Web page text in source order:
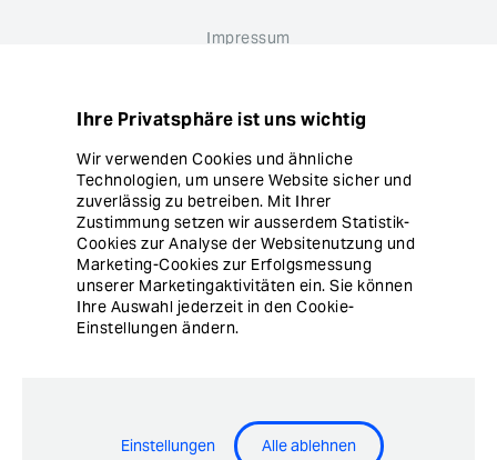
Impressum
Cookie Einstellungen
© Copyright Ergon Informatik AG
Ihre Privatsphäre ist uns wichtig
Wir verwenden Cookies und ähnliche
Technologien, um unsere Website sicher und
zuverlässig zu betreiben. Mit Ihrer
Zustimmung setzen wir ausserdem Statistik-
Cookies zur Analyse der Websitenutzung und
Marketing-Cookies zur Erfolgsmessung
unserer Marketingaktivitäten ein. Sie können
Ihre Auswahl jederzeit in den Cookie-
Einstellungen ändern.
Einstellungen Alle ablehnen